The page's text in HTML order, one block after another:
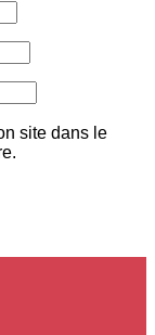
site dans le